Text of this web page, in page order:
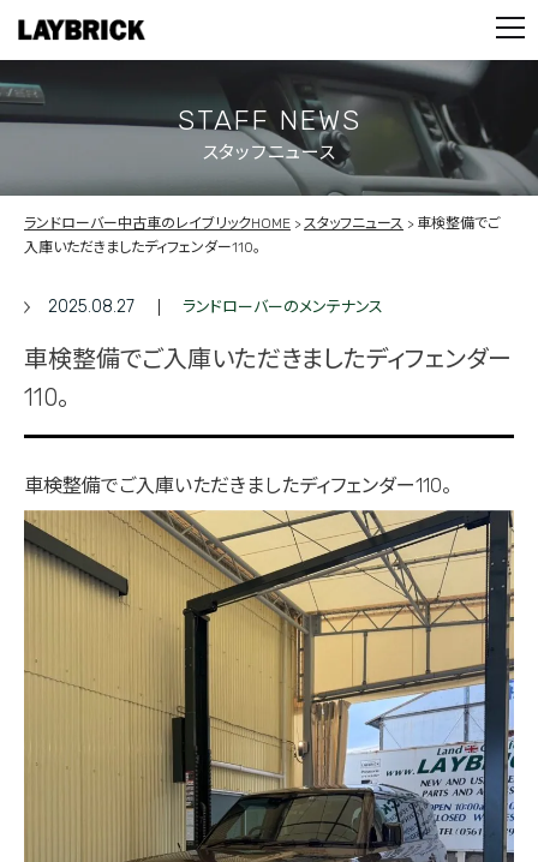
PARTS
CONTACT
PRIVACY POLICY
STAFF NEWS
スタッフニュース
ランドローバー中古車のレイブリックHOME スタッフニュース
車検整備でご
入庫いただきましたディフェンダー110。
2025.08.27 ランドローバーのメンテナンス
車検整備でご入庫いただきましたディフェンダー
110。
車検整備でご入庫いただきましたディフェンダー110。